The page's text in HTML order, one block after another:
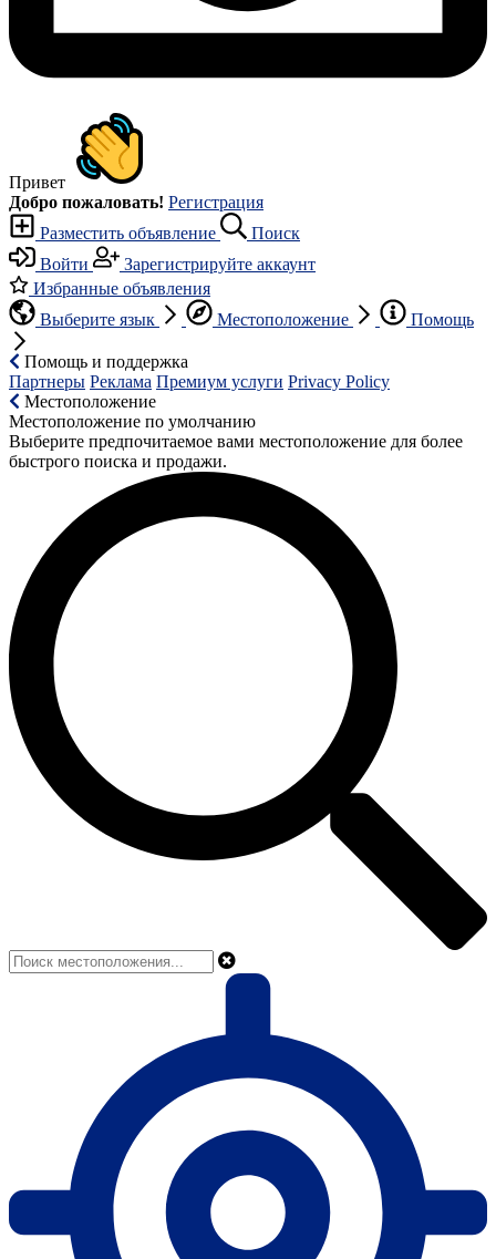
Привет
Добро пожаловать! Регистрация
Разместить объявление
Поиск
Войти
Зарегистрируйте аккаунт
Избранные объявления
Выберите язык
Местоположение Помощь
Помощь и поддержка
Партнеры Реклама Премиум услуги Privacy Policy
Местоположение
Местоположение по умолчанию
Выберите предпочитаемое вами местоположение для более
быстрого поиска и продажи.